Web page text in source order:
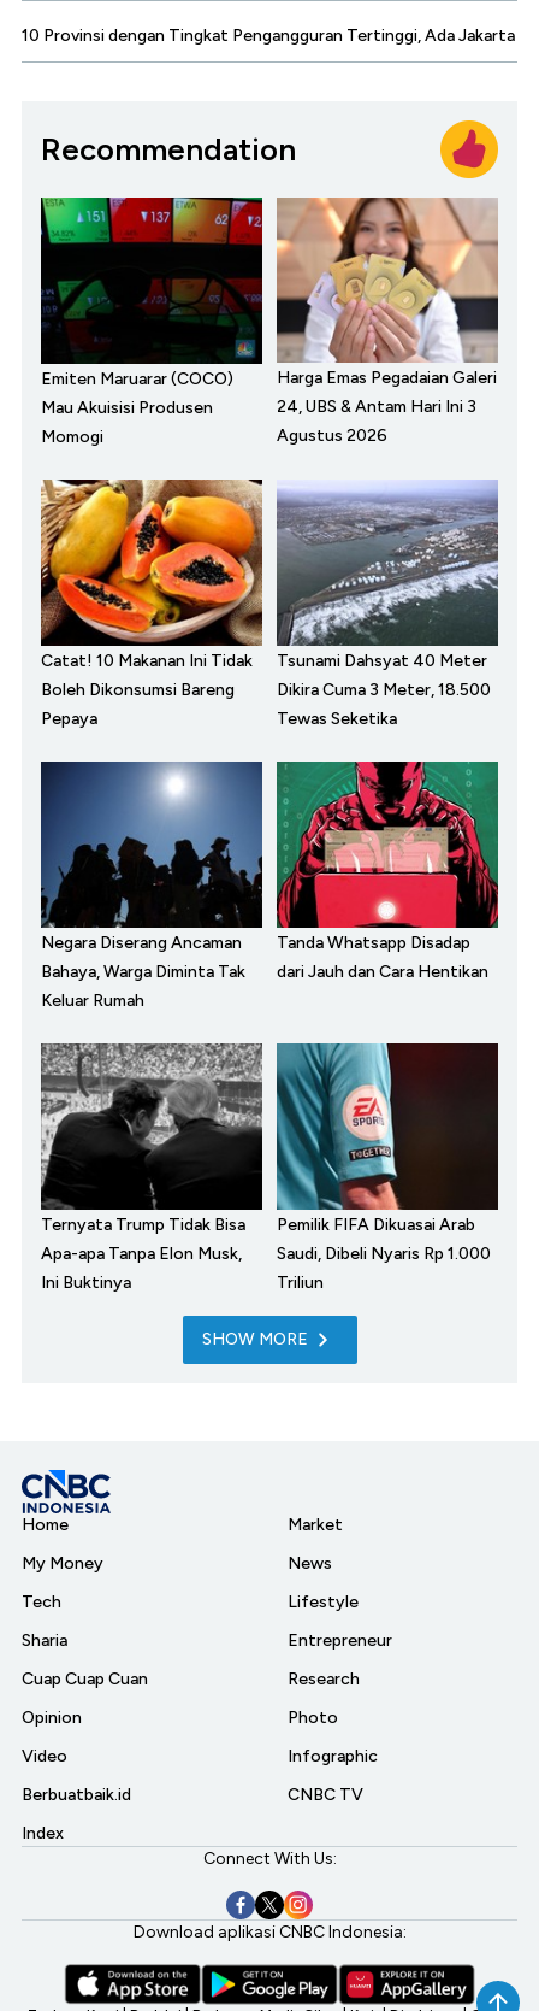
10 Provinsi dengan Tingkat Pengangguran Tertinggi, Ada Jakarta
Recommendation
Emiten Maruarar (COCO)
Mau Akuisisi Produsen
Momogi
Harga Emas Pegadaian Galeri
24, UBS & Antam Hari Ini 3
Agustus 2026
Catat! 10 Makanan Ini Tidak
Boleh Dikonsumsi Bareng
Pepaya
Tsunami Dahsyat 40 Meter
Dikira Cuma 3 Meter, 18.500
Tewas Seketika
Negara Diserang Ancaman
Bahaya, Warga Diminta Tak
Keluar Rumah
Tanda Whatsapp Disadap
dari Jauh dan Cara Hentikan
Ternyata Trump Tidak Bisa
Apa-apa Tanpa Elon Musk,
Ini Buktinya
Pemilik FIFA Dikuasai Arab
Saudi, Dibeli Nyaris Rp 1.000
Triliun
SHOW MORE
Home
My Money
Tech
Sharia
Cuap Cuap Cuan
Opinion
Video
Berbuatbaik.id
Index
Market
News
Lifestyle
Entrepreneur
Research
Photo
Infographic
CNBC TV
Connect With Us:
Download aplikasi CNBC Indonesia: